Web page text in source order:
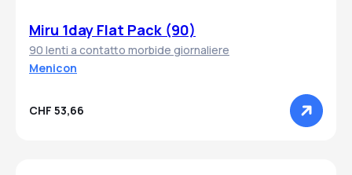
Miru 1day Flat Pack (90)
90 lenti a contatto morbide giornaliere
Menicon
CHF 53,66